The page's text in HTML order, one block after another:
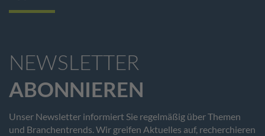
NEWSLETTER
ABONNIEREN
Unser Newsletter informiert Sie regelmäßig über Themen
und Branchentrends. Wir greifen Aktuelles auf, recherchieren